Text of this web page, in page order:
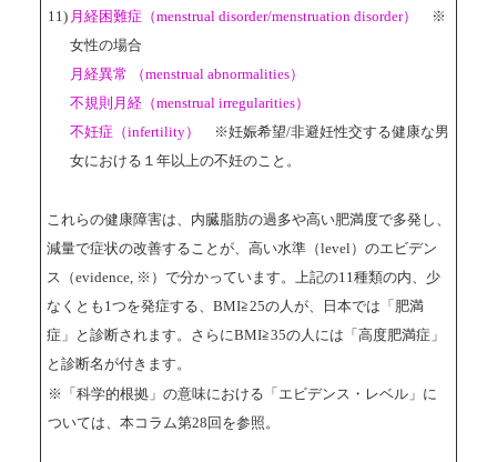
11) 月経困難症（menstrual disorder/menstruation disorder）
※
女性の場合
月経異常 （menstrual abnormalities）
不規則月経（menstrual irregularities）
不妊症（infertility）
※妊娠希望/非避妊性交する健康な男
女における１年以上の不妊のこと。
これらの健康障害は、内臓脂肪の過多や高い肥満度で多発し、
減量で症状の改善することが、高い水準（level）のエビデン
ス（evidence, ※）で分かっています。上記の11種類の内、少
なくとも1つを発症する、BMI≧25の人が、日本では「肥満
症」と診断されます。さらにBMI≧35の人には「高度肥満症」
と診断名が付きます。
※「科学的根拠」の意味における「エビデンス・レベル」に
ついては、本コラム第28回を参照。